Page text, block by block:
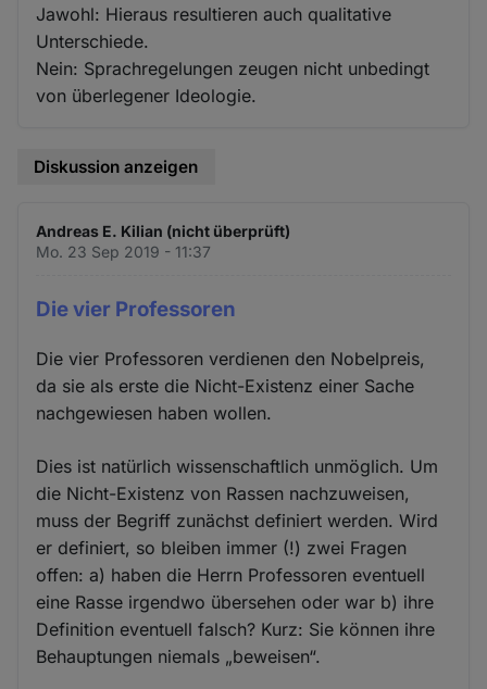
Jawohl: Hieraus resultieren auch qualitative
Unterschiede.
Nein: Sprachregelungen zeugen nicht unbedingt
von überlegener Ideologie.
Diskussion anzeigen
Andreas E. Kilian (nicht überprüft)
Mo. 23 Sep 2019 - 11:37
Die vier Professoren
Die vier Professoren verdienen den Nobelpreis,
da sie als erste die Nicht-Existenz einer Sache
nachgewiesen haben wollen.
Dies ist natürlich wissenschaftlich unmöglich. Um
die Nicht-Existenz von Rassen nachzuweisen,
muss der Begriff zunächst definiert werden. Wird
er definiert, so bleiben immer (!) zwei Fragen
offen: a) haben die Herrn Professoren eventuell
eine Rasse irgendwo übersehen oder war b) ihre
Definition eventuell falsch? Kurz: Sie können ihre
Behauptungen niemals „beweisen“.